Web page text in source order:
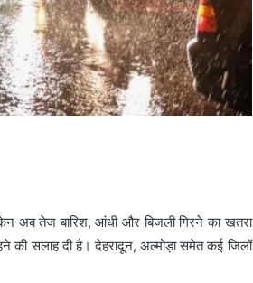
अब तेज बारिश, आंधी और बिजली गिरने का खतरा
की सलाह दी है। देहरादून, अल्मोड़ा समेत कई जिलों